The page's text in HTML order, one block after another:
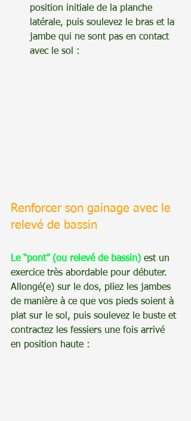
position initiale de la planche
latérale, puis soulevez le bras et la
jambe qui ne sont pas en contact
avec le sol :
Renforcer son gainage avec le
relevé de bassin
Le “pont” (ou relevé de bassin) est un
exercice très abordable pour débuter.
Allongé(e) sur le dos, pliez les jambes
de manière à ce que vos pieds soient à
plat sur le sol, puis soulevez le buste et
contractez les fessiers une fois arrivé
en position haute :